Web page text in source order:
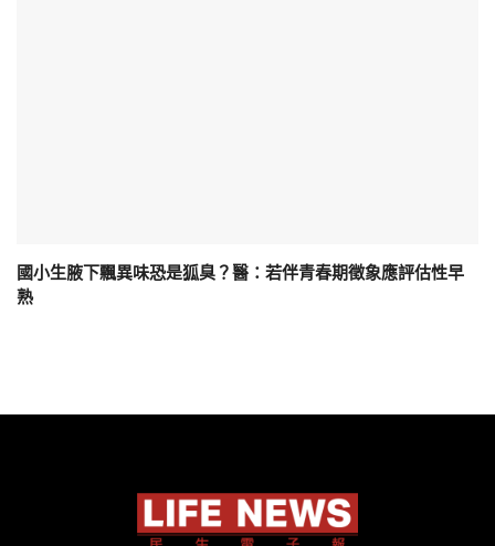
國小生腋下飄異味恐是狐臭？醫：若伴青春期徵象應評估性早
熟